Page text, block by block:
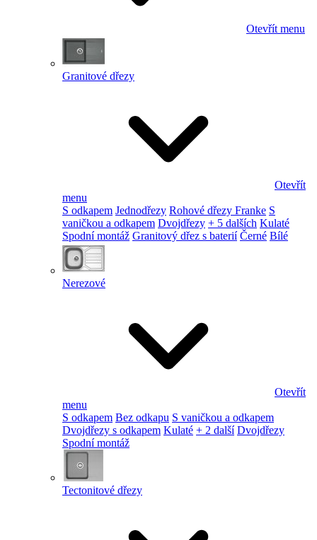
Otevřít menu
Granitové dřezy
Otevřít
menu
S odkapem Jednodřezy Rohové dřezy Franke S
vaničkou a odkapem Dvojdřezy + 5 dalších Kulaté
Spodní montáž Granitový dřez s baterií Černé Bílé
Nerezové
Otevřít
menu
S odkapem Bez odkapu S vaničkou a odkapem
Dvojdřezy s odkapem Kulaté + 2 další Dvojdřezy
Spodní montáž
Tectonitové dřezy